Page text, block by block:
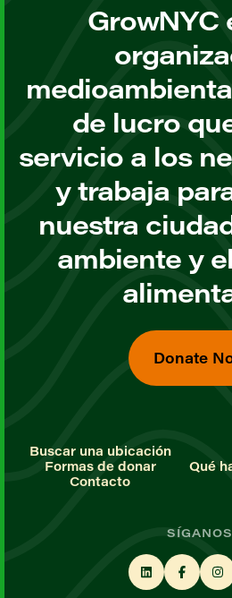
GrowNYC
de lucro
servicio a los
y trabaja
nuestra
ambiente y
Donate
Buscar una ubicación
Formas de donar
Qué
Contacto
SÍGANOS